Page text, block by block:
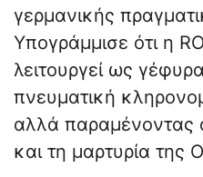
γερμανικής
Υπογράμμισε ότι η
λειτουργεί ως
πνευματική
αλλά παραμένοντας
και τη μαρτυρία της